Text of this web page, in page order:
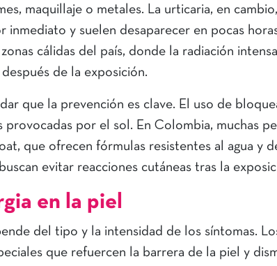
maquillaje o metales. La urticaria, en
inmediato y suelen desaparecer en pocas
cálidas del país, donde la radiación
de la exposición.
que la prevención es clave. El uso de
provocadas por el sol. En Colombia, muchas
que ofrecen fórmulas resistentes al agua y
evitar reacciones cutáneas tras la
en la piel
del tipo y la intensidad de los síntomas.
que refuercen la barrera de la piel y